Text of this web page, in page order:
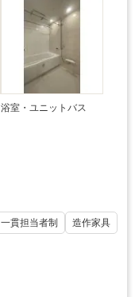
浴室・ユニットバス
一貫担当者制 造作家具